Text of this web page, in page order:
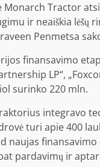
Monarch Tractor
ir neaiškia lėšų
Penmetsa
finansavimo
LP“,
surinko 220 mln.
integravo
turi apie 400
naujas
pardavimų ir